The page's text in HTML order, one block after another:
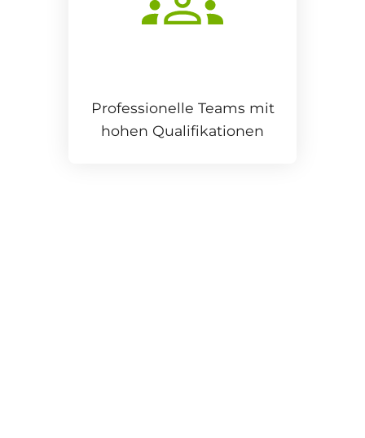
Professionelle Teams mit
hohen Qualifikationen